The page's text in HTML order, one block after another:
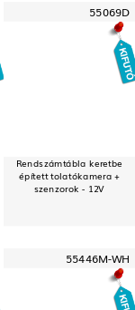
55069D
Rendszámtábla keretbe
épített tolatókamera +
szenzorok - 12V
55446M-WH